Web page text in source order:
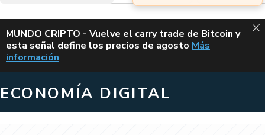
ALERTA
MUNDO CRIPTO - Vuelve el carry trade de Bitcoin y
esta señal define los precios de agosto VUELVE EL
Más
información
ECONOMÍA DIGITAL